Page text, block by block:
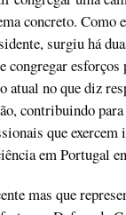
concreto. Como
surgiu há
congregar esforços
atual no que diz
contribuindo
que exercem
em Portugal
mas que